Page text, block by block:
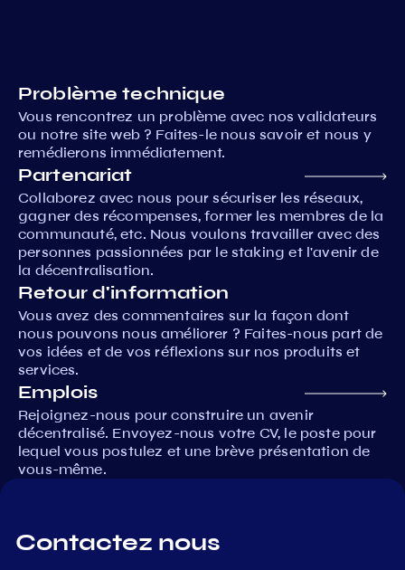
Problème technique
Vous rencontrez un problème avec nos validateurs
ou notre site web ? Faites-le nous savoir et nous y
remédierons immédiatement.
Partenariat
Collaborez avec nous pour sécuriser les réseaux,
gagner des récompenses, former les membres de la
communauté, etc. Nous voulons travailler avec des
personnes passionnées par le staking et l'avenir de
la décentralisation.
Retour d'information
Vous avez des commentaires sur la façon dont
nous pouvons nous améliorer ? Faites-nous part de
vos idées et de vos réflexions sur nos produits et
services.
Emplois
Rejoignez-nous pour construire un avenir
décentralisé. Envoyez-nous votre CV, le poste pour
lequel vous postulez et une brève présentation de
vous-même.
Contactez nous